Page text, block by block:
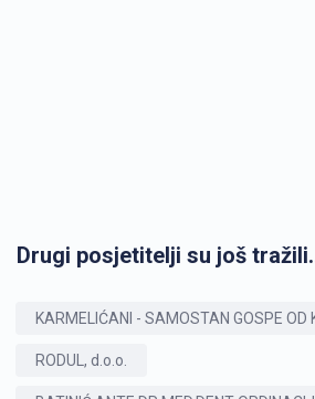
Drugi posjetitelji su još
KARMELIĆANI - SAMOSTAN GOSPE OD
RODUL, d.o.o.